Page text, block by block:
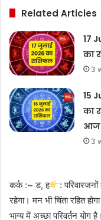
Related Articles
17
का
3
15
का
आज
3
कर्क :~ ड, ह
:
रहेगा। मन भी चिंता रहित
भाग्य में अच्छा परिवर्तन योग है।